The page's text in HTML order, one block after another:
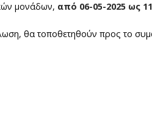
μονάδων, από 06-05-2025 ως
θα τοποθετηθούν προς το